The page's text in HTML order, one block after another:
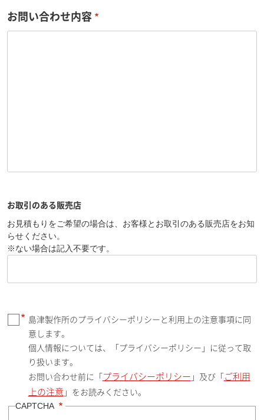
お問い合わせ内容
お取引のある販売店
お見積もりをご希望の場合は、お客様とお取引のある販売店をお知
らせください。
※ない場合は記入不要です。
島津製作所のプライバシーポリシーと利用上の注意事項に同
意します。
個人情報については、「プライバシーポリシー」に従って取
り扱います。
お問い合わせ前に「 プライバシーポリシー 」及び「 ご利用
上の注意 」をお読みください。
CAPTCHA